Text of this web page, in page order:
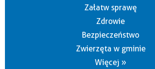
Załatw sprawę
Zdrowie
Bezpieczeństwo
Zwierzęta w gminie
Więcej »